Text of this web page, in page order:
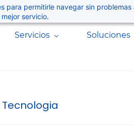
para permitirle navegar sin
servicio.
Servicios Soluciones